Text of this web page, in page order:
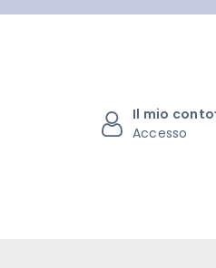
Il mio conto
Accesso